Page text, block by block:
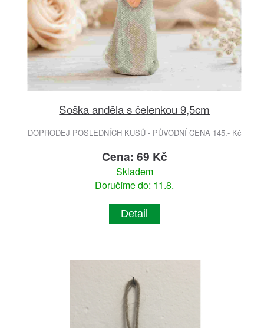
Soška anděla s čelenkou 9,5cm
DOPRODEJ POSLEDNÍCH KUSŮ - PŮVODNÍ CENA 145.- Kč
Cena: 69 Kč
Skladem
Doručíme do: 11.8.
Detail